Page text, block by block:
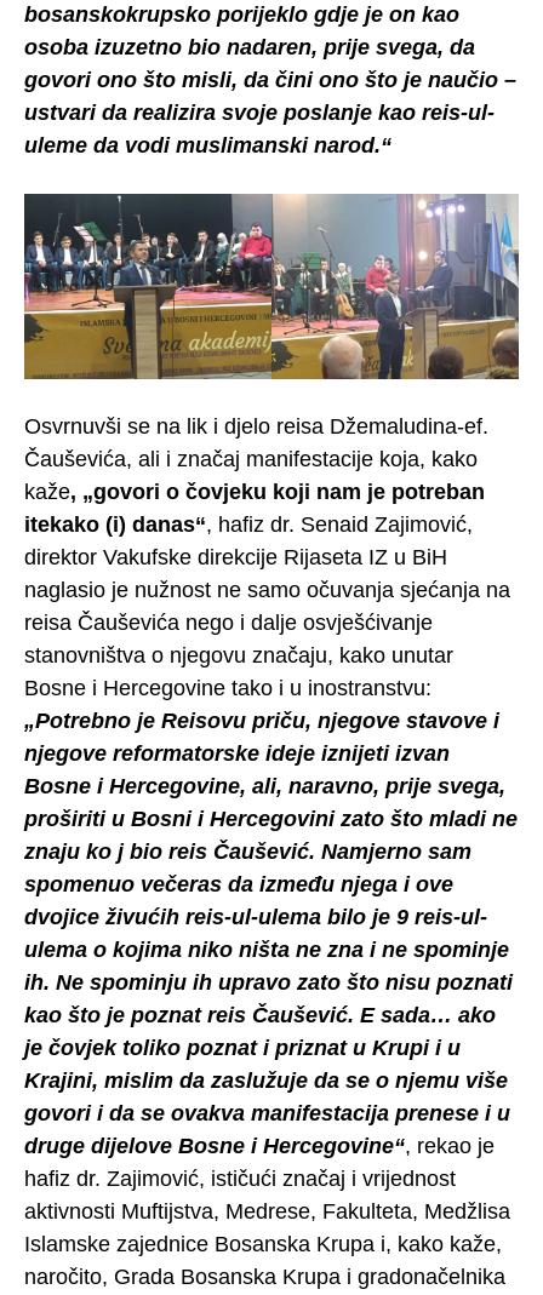
bosanskokrupsko porijeklo gdje je on kao
osoba izuzetno bio nadaren, prije svega, da
govori ono što misli, da čini ono što je naučio –
ustvari da realizira svoje poslanje kao reis-ul-
uleme da vodi muslimanski narod.“
Osvrnuvši se na lik i djelo reisa Džemaludina-ef.
Čauševića, ali i značaj manifestacije koja, kako
kaže, „govori o čovjeku koji nam je potreban
itekako (i) danas“, hafiz dr. Senaid Zajimović,
direktor Vakufske direkcije Rijaseta IZ u BiH
naglasio je nužnost ne samo očuvanja sjećanja na
reisa Čauševića nego i dalje osvješćivanje
stanovništva o njegovu značaju, kako unutar
Bosne i Hercegovine tako i u inostranstvu:
„Potrebno je Reisovu priču, njegove stavove i
njegove reformatorske ideje iznijeti izvan
Bosne i Hercegovine, ali, naravno, prije svega,
proširiti u Bosni i Hercegovini zato što mladi ne
znaju ko j bio reis Čaušević. Namjerno sam
spomenuo večeras da između njega i ove
dvojice živućih reis-ul-ulema bilo je 9 reis-ul-
ulema o kojima niko ništa ne zna i ne spominje
ih. Ne spominju ih upravo zato što nisu poznati
kao što je poznat reis Čaušević. E sada… ako
je čovjek toliko poznat i priznat u Krupi i u
Krajini, mislim da zaslužuje da se o njemu više
govori i da se ovakva manifestacija prenese i u
druge dijelove Bosne i Hercegovine“, rekao je
hafiz dr. Zajimović, ističući značaj i vrijednost
aktivnosti Muftijstva, Medrese, Fakulteta, Medžlisa
Islamske zajednice Bosanska Krupa i, kako kaže,
naročito, Grada Bosanska Krupa i gradonačelnika